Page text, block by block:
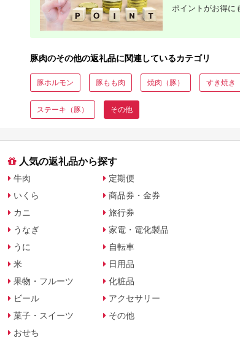
ポイントがお得に
豚肉のその他の返礼品に関連しているカテゴリ
豚ホルモン 豚もも肉 焼肉（豚） すき焼き
ステーキ（豚） その他
人気の返礼品から探す
牛肉
いくら
カニ
うなぎ
うに
米
果物・フルーツ
ビール
菓子・スイーツ
おせち
定期便
商品券・金券
旅行券
家電・電化製品
自転車
日用品
化粧品
アクセサリー
その他